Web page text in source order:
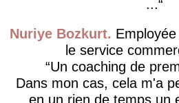
...
Nuriye Bozkurt
le service
Un coaching de
Dans mon cas, cela m'a
en un rien de temps un